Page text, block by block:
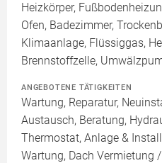
Heizkörper,
Ofen, Badezimmer,
Klimaanlage, Flüssiggas,
Brennstoffzelle,
ANGEBOTENE TÄTIGKEITEN
Wartung, Reparatur,
Austausch, Beratung,
Thermostat, Anlage &
Wartung, Dach Vermietung